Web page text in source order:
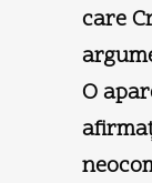
care
O